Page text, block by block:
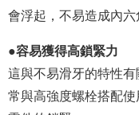
會浮起，不易造成內六
●容易獲得高鎖緊力
這與不易滑牙的特性
常與高強度螺栓搭配